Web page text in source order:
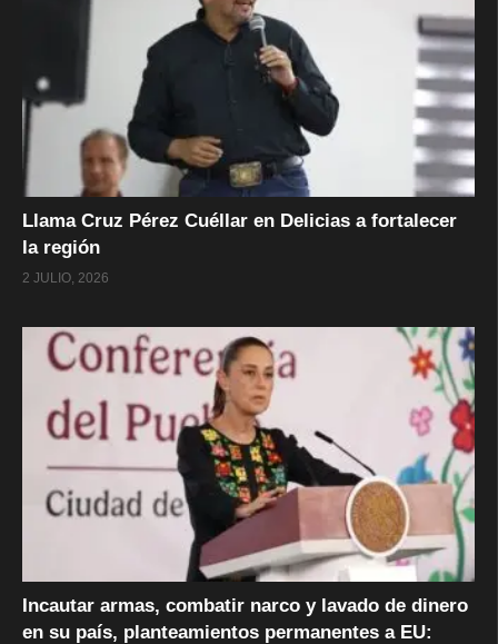
Llama Cruz Pérez Cuéllar en Delicias a fortalecer
la región
2 JULIO, 2026
Incautar armas, combatir narco y lavado de dinero
en su país, planteamientos permanentes a EU: